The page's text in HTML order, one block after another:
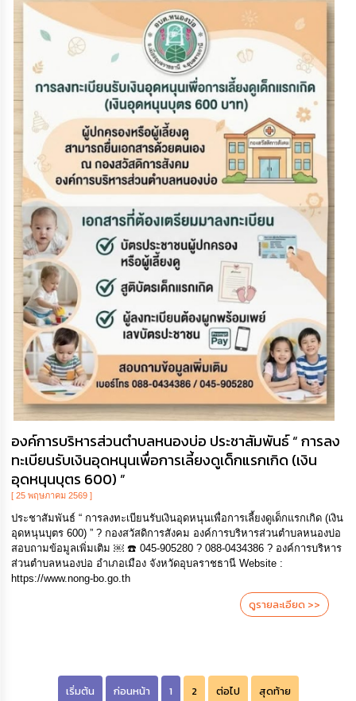
องค์การบริหารส่วนตำบลหนองบ่อ ประชาสัมพันธ์ “ การลง
ทะเบียนรับเงินอุดหนุนเพื่อการเลี้ยงดูเด็กแรกเกิด (เงิน
อุดหนุนบุตร 600) ”
[ 25 พฤษภาคม 2569 ]
ประชาสัมพันธ์ “ การลงทะเบียนรับเงินอุดหนุนเพื่อการเลี้ยงดูเด็กแรกเกิด (เงิน
อุดหนุนบุตร 600) ” ? กองสวัสดิการสังคม องค์การบริหารส่วนตำบลหนองบ่อ
สอบถามข้อมูลเพิ่มเติม ￼ ☎️ 045-905280 ? 088-0434386 ? องค์การบริหาร
ส่วนตำบลหนองบ่อ อำเภอเมือง จังหวัดอุบลราชธานี Website :
https://www.nong-bo.go.th
ดูรายละเอียด >>
เริ่มต้น ก่อนหน้า 1 2 ต่อไป
สุดท้าย